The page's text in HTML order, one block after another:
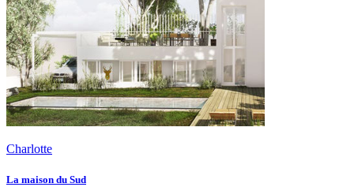
Charlotte
La maison du Sud